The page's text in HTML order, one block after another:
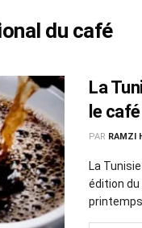
du café
La
le café
PAR RAMZI
La
édition
printemps